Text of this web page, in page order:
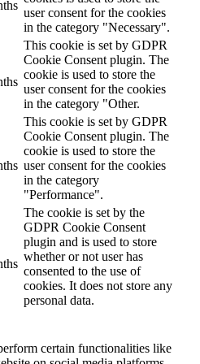
user consent for the cookies
in the category "Necessary".
This cookie is set by GDPR
Cookie Consent plugin. The
cookie is used to store the
user consent for the cookies
in the category "Other.
This cookie is set by GDPR
Cookie Consent plugin. The
cookie is used to store the
user consent for the cookies
in the category
"Performance".
The cookie is set by the
GDPR Cookie Consent
plugin and is used to store
whether or not user has
consented to the use of
cookies. It does not store any
personal data.
certain functionalities like